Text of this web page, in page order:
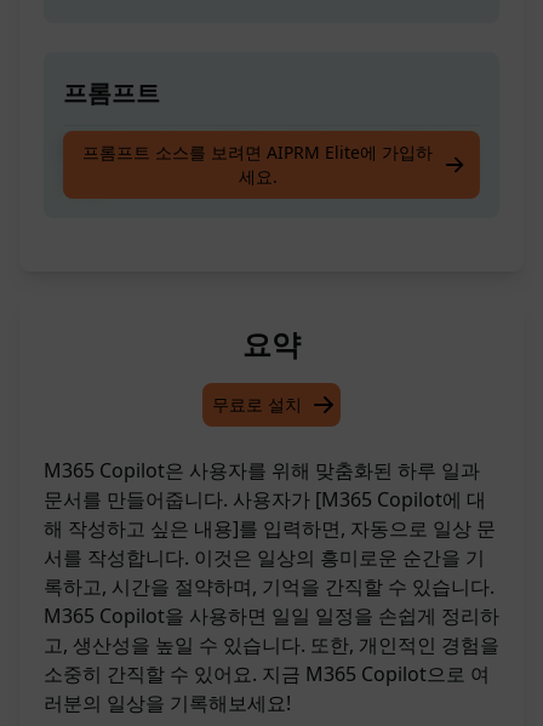
프롬프트
M365 Copilot을 위해 개인화된 '나의 하루' 문서
프롬프트 소스를 보려면 AIPRM Elite에 가입하
세요.
요약
무료로 설치
M365 Copilot은 사용자를 위해 맞춤화된 하루 일과
문서를 만들어줍니다. 사용자가 [M365 Copilot에 대
해 작성하고 싶은 내용]를 입력하면, 자동으로 일상 문
서를 작성합니다. 이것은 일상의 흥미로운 순간을 기
록하고, 시간을 절약하며, 기억을 간직할 수 있습니다.
M365 Copilot을 사용하면 일일 일정을 손쉽게 정리하
고, 생산성을 높일 수 있습니다. 또한, 개인적인 경험을
소중히 간직할 수 있어요. 지금 M365 Copilot으로 여
러분의 일상을 기록해보세요!